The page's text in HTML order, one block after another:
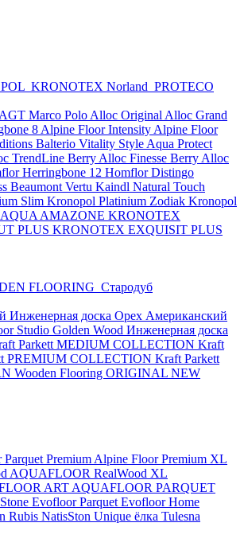
KRONOTEX Norland PROTECO
AGT Marco Polo Alloc Original Alloc Grand
8 Alpine Floor Intensity Alpine Floor
Balterio Vitality Style Aqua Protect
TrendLine Berry Alloc Finesse Berry Alloc
Herringbone 12 Homflor Distingo
Beaumont Vertu Kaindl Natural Touch
Slim Kronopol Platinium Zodiak Kronopol
AMAZONE KRONOTEX
PLUS KRONOTEX EXQUISIT PLUS
FLOORING Стародуб
Инженерная доска Орех Американский
Studio Golden Wood Инженерная доска
Parkett MEDIUM COLLECTION Kraft
PREMIUM COLLECTION Kraft Parkett
Wooden Flooring ORIGINAL NEW
Premium Alpine Floor Premium XL
AQUAFLOOR RealWood XL
ART AQUAFLOOR PARQUET
Evofloor Parquet Evofloor Home
Rubis NatisSton Unique ёлка Tulesna